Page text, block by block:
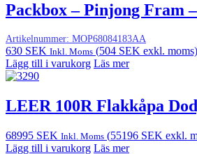
Packbox – Pinjong Fram
Artikelnummer: MOP68084183AA
630 SEK Inkl. Moms (504 SEK exkl. moms)
Lägg till i varukorg Läs mer
LEER 100R Flakkåpa
68995 SEK Inkl. Moms (55196 SEK exkl.
Lägg till i varukorg Läs mer